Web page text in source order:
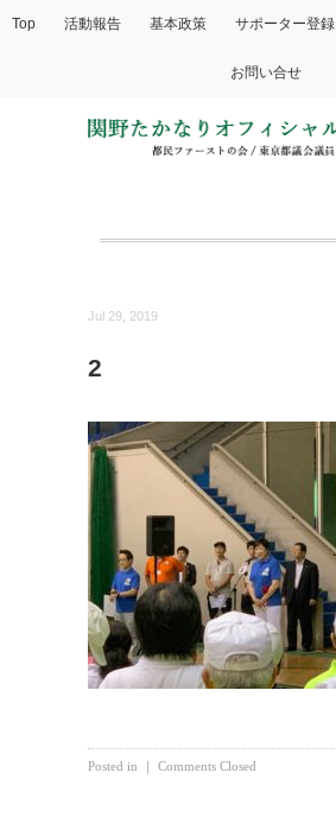
Top 活動報告 基本政策 サポーター登録
お問い合せ
Jul 29, 2019
2
Posted in ｜ Comments Closed